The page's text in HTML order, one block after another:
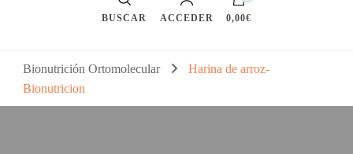
BUSCAR ACCEDER 0,00€
Bionutrición Ortomolecular
Harina de arroz-
Bionutricion